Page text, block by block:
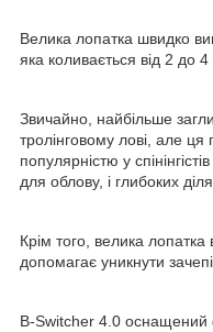
Велика лопатка швидко
яка коливається від 2 до 4
Звичайно, найбільше
тролінговому лові, але
популярністю у
для облову, і глибоких
Крім того, велика лопатка
допомагає уникнути
B-Switcher 4.0